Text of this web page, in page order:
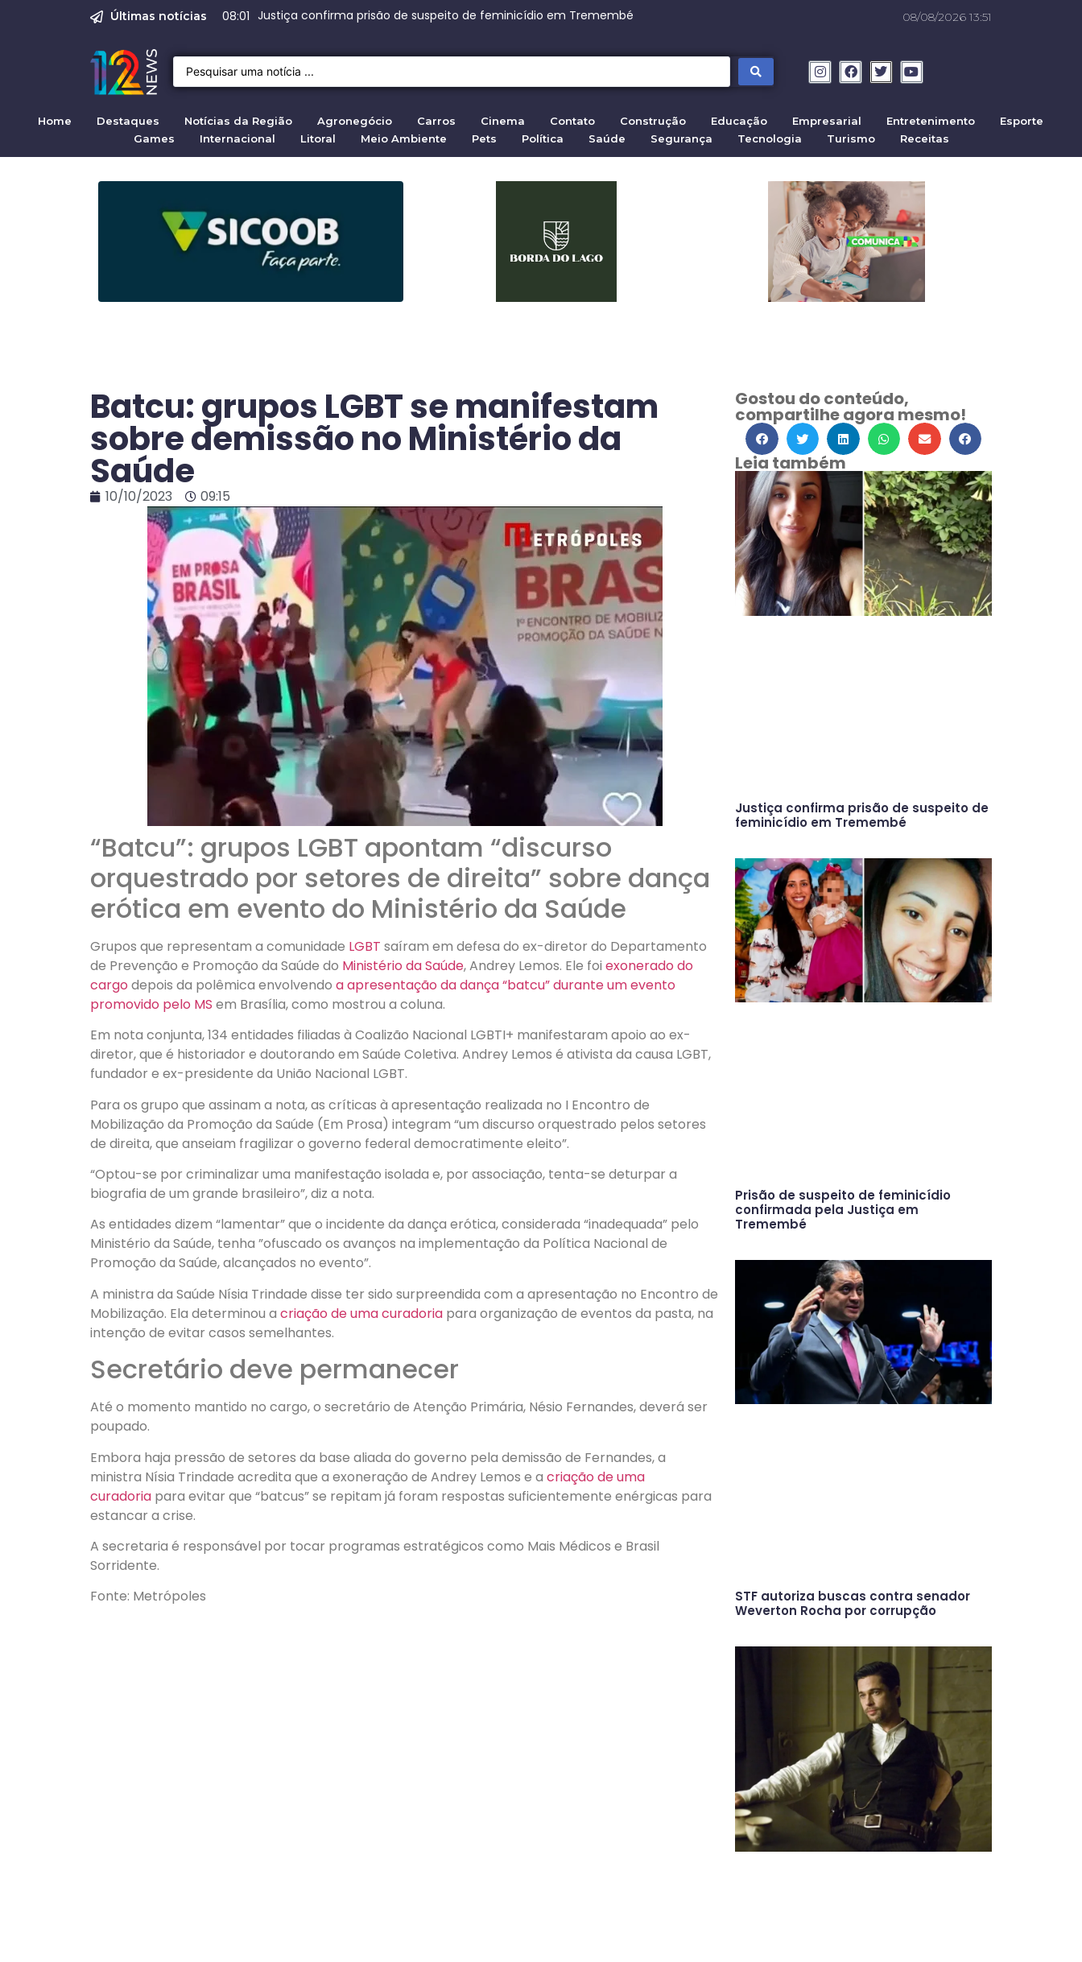
Últimas notícias 08:00 Prisão de suspeit
STF autoriza buscas contra senador Weverton Rocha por corrupção
O Assassinato de Jesse James Trailer 2 Assista ao Original
Range Rover Evoque e Discovery Sport voltam a ser importados
Justiça pela mulher encontrada morta em riacho, mãe clama. 08/08/2026 13:51
Home Destaques Notícias da Região Agronegócio Carros Cinema Contato Construção Educação Empresarial Entretenimento
Esporte
Games
Internacional Litoral Meio Ambiente Pets Política Saúde Segurança Tecnologia Turismo Receitas
Batcu: grupos LGBT se manifestam
sobre demissão no Ministério da
Saúde
10/10/2023 09:15
“Batcu”: grupos LGBT apontam “discurso
orquestrado por setores de direita” sobre dança
erótica em evento do Ministério da Saúde
Grupos que representam a comunidade LGBT saíram em defesa do ex-diretor do Departamento
de Prevenção e Promoção da Saúde do Ministério da Saúde, Andrey Lemos. Ele foi exonerado do
cargo depois da polêmica envolvendo a apresentação da dança “batcu” durante um evento
promovido pelo MS em Brasília, como mostrou a coluna.
Em nota conjunta, 134 entidades filiadas à Coalizão Nacional LGBTI+ manifestaram apoio ao ex-
diretor, que é historiador e doutorando em Saúde Coletiva. Andrey Lemos é ativista da causa LGBT,
fundador e ex-presidente da União Nacional LGBT.
Para os grupo que assinam a nota, as críticas à apresentação realizada no I Encontro de
Mobilização da Promoção da Saúde (Em Prosa) integram “um discurso orquestrado pelos setores
de direita, que anseiam fragilizar o governo federal democratimente eleito”.
“Optou-se por criminalizar uma manifestação isolada e, por associação, tenta-se deturpar a
biografia de um grande brasileiro”, diz a nota.
As entidades dizem “lamentar” que o incidente da dança erótica, considerada “inadequada” pelo
Ministério da Saúde, tenha ”ofuscado os avanços na implementação da Política Nacional de
Promoção da Saúde, alcançados no evento”.
A ministra da Saúde Nísia Trindade disse ter sido surpreendida com a apresentação no Encontro de
Mobilização. Ela determinou a criação de uma curadoria para organização de eventos da pasta, na
intenção de evitar casos semelhantes.
Secretário deve permanecer
Até o momento mantido no cargo, o secretário de Atenção Primária, Nésio Fernandes, deverá ser
poupado.
Embora haja pressão de setores da base aliada do governo pela demissão de Fernandes, a
ministra Nísia Trindade acredita que a exoneração de Andrey Lemos e a criação de uma
curadoria para evitar que “batcus” se repitam já foram respostas suficientemente enérgicas para
estancar a crise.
A secretaria é responsável por tocar programas estratégicos como Mais Médicos e Brasil
Sorridente.
Fonte: Metrópoles
Gostou do conteúdo,
compartilhe agora mesmo!
Leia também
Justiça confirma prisão de suspeito de
feminicídio em Tremembé
Prisão de suspeito de feminicídio
confirmada pela Justiça em
Tremembé
STF autoriza buscas contra senador
Weverton Rocha por corrupção